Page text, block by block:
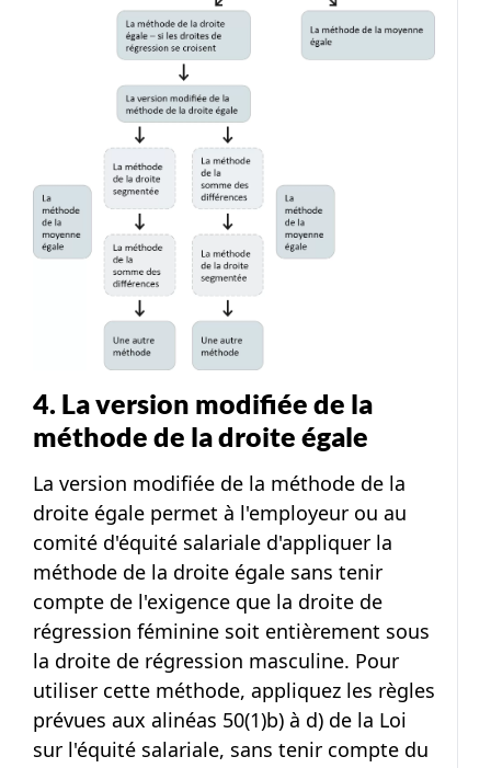
4. La version modifiée de la
méthode de la droite égale
La version modifiée de la méthode de la
droite égale permet à l'employeur ou au
comité d'équité salariale d'appliquer la
méthode de la droite égale sans tenir
compte de l'exigence que la droite de
régression féminine soit entièrement sous
la droite de régression masculine. Pour
utiliser cette méthode, appliquez les règles
prévues aux alinéas 50(1)b) à d) de la Loi
sur l'équité salariale, sans tenir compte du